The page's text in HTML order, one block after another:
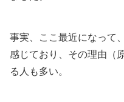
事実、ここ最近になって
感じており、その理由（
る人も多い。